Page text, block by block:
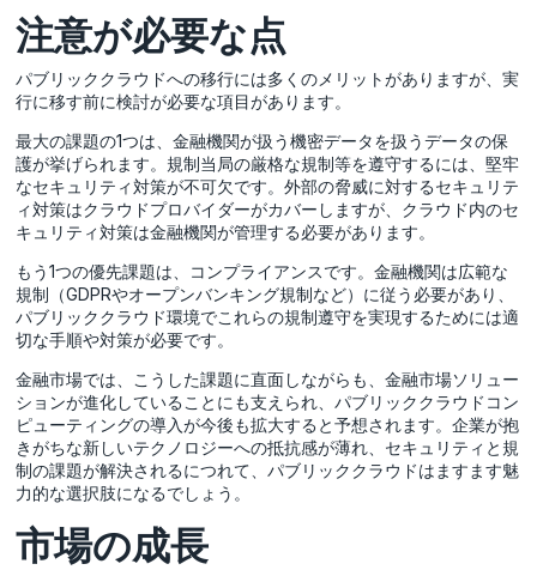
注意が必要な点
パブリッククラウドへの移行には多くのメリットがありますが、実
行に移す前に検討が必要な項目があります。
最大の課題の1つは、金融機関が扱う機密データを扱うデータの保
護が挙げられます。規制当局の厳格な規制等を遵守するには、堅牢
なセキュリティ対策が不可欠です。外部の脅威に対するセキュリテ
ィ対策はクラウドプロバイダーがカバーしますが、クラウド内のセ
キュリティ対策は金融機関が管理する必要があります。
もう1つの優先課題は、コンプライアンスです。金融機関は広範な
規制（GDPRやオープンバンキング規制など）に従う必要があり、
パブリッククラウド環境でこれらの規制遵守を実現するためには適
切な手順や対策が必要です。
金融市場では、こうした課題に直面しながらも、金融市場ソリュー
ションが進化していることにも支えられ、パブリッククラウドコン
ピューティングの導入が今後も拡大すると予想されます。企業が抱
きがちな新しいテクノロジーへの抵抗感が薄れ、セキュリティと規
制の課題が解決されるにつれて、パブリッククラウドはますます魅
力的な選択肢になるでしょう。
市場の成長